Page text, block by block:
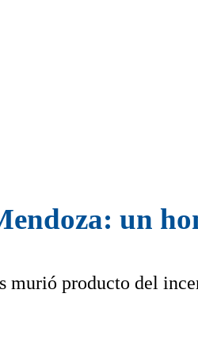
un
murió producto del